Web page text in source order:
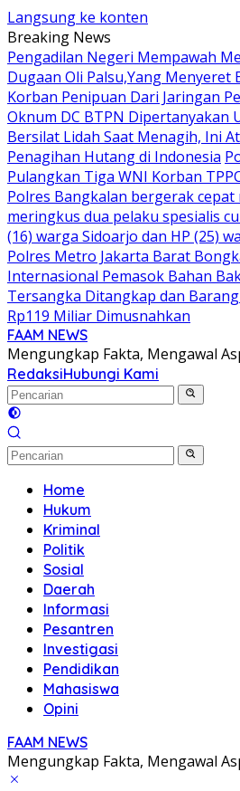
Langsung ke konten
Breaking News
Pengadilan Negeri Mempawah
Dugaan Oli Palsu,Yang Menyeret
Korban Penipuan Dari Jaringan
Oknum DC BTPN Dipertanyakan
Bersilat Lidah Saat Menagih, Ini
Penagihan Hutang di Indonesia
Pulangkan Tiga WNI Korban
Polres Bangkalan bergerak
meringkus dua pelaku spesialis
(16) warga Sidoarjo dan HP (25)
Polres Metro Jakarta Barat
Internasional Pemasok Bahan
Tersangka Ditangkap dan
Rp119 Miliar Dimusnahkan
FAAM NEWS
Mengungkap Fakta, Mengawal
RedaksiHubungi Kami
Home
Hukum
Kriminal
Politik
Sosial
Daerah
Informasi
Pesantren
Investigasi
Pendidikan
Mahasiswa
Opini
FAAM NEWS
Mengungkap Fakta, Mengawal